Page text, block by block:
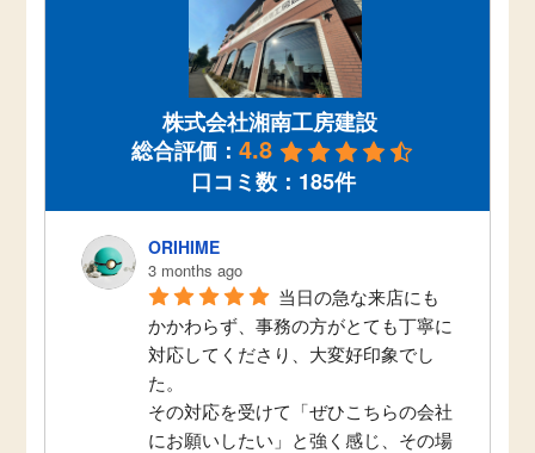
株式会社湘南工房建設
総合評価： 4.8
口コミ数：185件
ORIHIME
3 months ago
当日の急な来店にも
かかわらず、事務の方がとても丁寧に
対応してくださり、大変好印象でし
た。
その対応を受けて「ぜひこちらの会社
にお願いしたい」と強く感じ、その場